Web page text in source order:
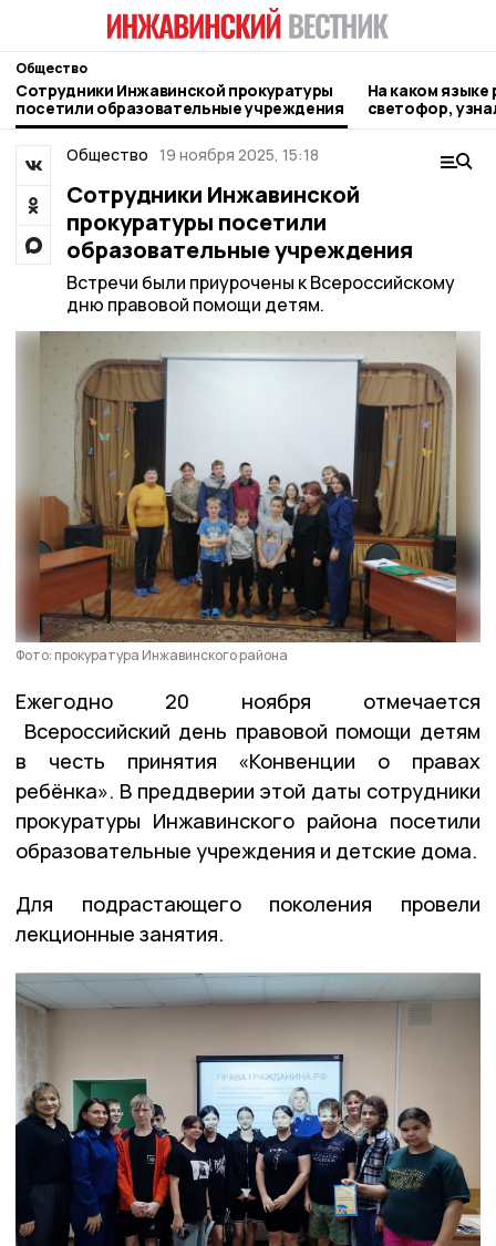
Общество
Сотрудники Инжавинской прокуратуры
посетили образовательные учреждения
На каком языке
светофор,
Общество 19 ноября 2025, 15:18
Сотрудники Инжавинской
прокуратуры посетили
образовательные учреждения
Встречи были приурочены к Всероссийскому
дню правовой помощи детям.
Фото: прокуратура Инжавинского района
Ежегодно 20 ноября отмечается
Всероссийский день правовой помощи детям
в честь принятия «Конвенции о правах
ребёнка». В преддверии этой даты сотрудники
прокуратуры Инжавинского района посетили
образовательные учреждения и детские дома.
Для подрастающего поколения провели
лекционные занятия.